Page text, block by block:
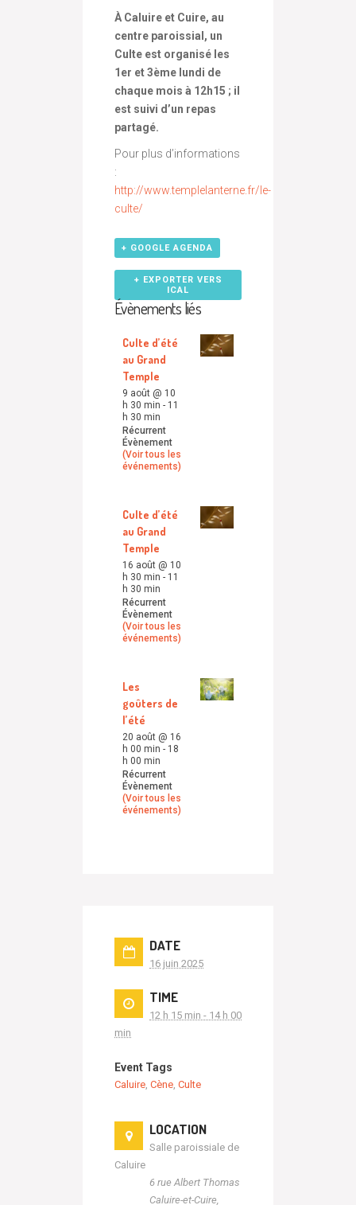
À Caluire et Cuire, au
centre paroissial, un
Culte est organisé les
1er et 3ème lundi de
chaque mois à 12h15 ; il
est suivi d’un repas
partagé.
Pour plus d’informations
:
http://www.templelanterne.fr/le-
culte/
+ GOOGLE AGENDA
+ EXPORTER VERS
ICAL
Évènements liés
Culte d’été
au Grand
Temple
9 août @ 10
h 30 min - 11
h 30 min
Récurrent
Évènement
(Voir tous les
événements)
Culte d’été
au Grand
Temple
16 août @ 10
h 30 min - 11
h 30 min
Récurrent
Évènement
(Voir tous les
événements)
Les
goûters de
l’été
20 août @ 16
h 00 min - 18
h 00 min
Récurrent
Évènement
(Voir tous les
événements)
DATE
16 juin 2025
TIME
12 h 15 min - 14 h 00
min
Event Tags
Caluire Cène Culte
LOCATION
Salle paroissiale de
Caluire
6 rue Albert Thomas
Caluire-et-Cuire